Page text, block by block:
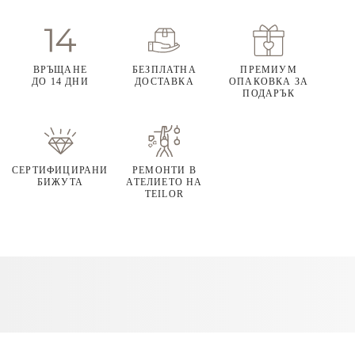
ВРЪЩАНЕ
ДО 14 ДНИ
БЕЗПЛАТНА
ДОСТАВКА
ПРЕМИУМ
ОПАКОВКА ЗА
ПОДАРЪК
СЕРТИФИЦИРАНИ
БИЖУТА
РЕМОНТИ В
АТЕЛИЕТО НА
TEILOR